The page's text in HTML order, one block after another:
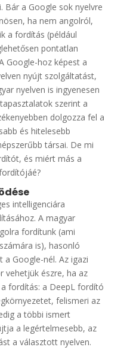
Bár a Google sok nyelvre
ha nem angolról,
a fordítás (például
pontatlan
Google-hoz képest a
nyújt szolgáltatást,
nyelven is ingyenesen
szerint a
dolgozza fel a
és hitelesebb
társai. De mi
és miért más a
intelligenciára
A magyar
fordítunk (ami
is), hasonló
a Google-nél. Az igazi
vehetjük észre, ha az
fordítás: a DeepL fordító
felismeri az
a többi ismert
a legértelmesebb, az
a választott nyelven.